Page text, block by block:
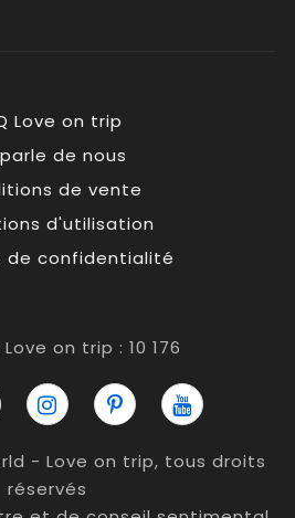
Love on trip
de nous
de vente
d'utilisation
de confidentialité
on trip : 10 176
- Love on trip, tous droits
réservés